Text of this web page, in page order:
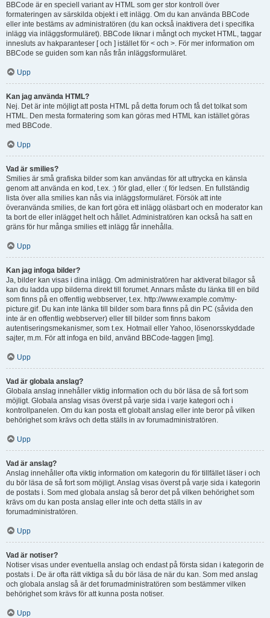
BBCode är en speciell variant av HTML som ger stor kontroll över
formateringen av särskilda objekt i ett inlägg. Om du kan använda BBCode
eller inte bestäms av administratören (du kan också inaktivera det i specifika
inlägg via inläggsformuläret). BBCode liknar i mångt och mycket HTML, taggar
innesluts av hakparanteser [ och ] istället för < och >. För mer information om
BBCode se guiden som kan nås från inläggsformuläret.
Upp
Kan jag använda HTML?
Nej. Det är inte möjligt att posta HTML på detta forum och få det tolkat som
HTML. Den mesta formatering som kan göras med HTML kan istället göras
med BBCode.
Upp
Vad är smilies?
Smilies är små grafiska bilder som kan användas för att uttrycka en känsla
genom att använda en kod, t.ex. :) för glad, eller :( för ledsen. En fullständig
lista över alla smilies kan nås via inläggsformuläret. Försök att inte
överanvända smilies, de kan fort göra ett inlägg oläsbart och en moderator kan
ta bort de eller inlägget helt och hållet. Administratören kan också ha satt en
gräns för hur många smilies ett inlägg får innehålla.
Upp
Kan jag infoga bilder?
Ja, bilder kan visas i dina inlägg. Om administratören har aktiverat bilagor så
kan du ladda upp bilderna direkt till forumet. Annars måste du länka till en bild
som finns på en offentlig webbserver, t.ex. http://www.example.com/my-
picture.gif. Du kan inte länka till bilder som bara finns på din PC (såvida den
inte är en offentlig webbserver) eller till bilder som finns bakom
autentiseringsmekanismer, som t.ex. Hotmail eller Yahoo, lösenorsskyddade
sajter, m.m. För att infoga en bild, använd BBCode-taggen [img].
Upp
Vad är globala anslag?
Globala anslag innehåller viktig information och du bör läsa de så fort som
möjligt. Globala anslag visas överst på varje sida i varje kategori och i
kontrollpanelen. Om du kan posta ett globalt anslag eller inte beror på vilken
behörighet som krävs och detta ställs in av forumadministratören.
Upp
Vad är anslag?
Anslag innehåller ofta viktig information om kategorin du för tillfället läser i och
du bör läsa de så fort som möjligt. Anslag visas överst på varje sida i kategorin
de postats i. Som med globala anslag så beror det på vilken behörighet som
krävs om du kan posta anslag eller inte och detta ställs in av
forumadministratören.
Upp
Vad är notiser?
Notiser visas under eventuella anslag och endast på första sidan i kategorin de
postats i. De är ofta rätt viktiga så du bör läsa de när du kan. Som med anslag
och globala anslag så är det forumadministratören som bestämmer vilken
behörighet som krävs för att kunna posta notiser.
Upp